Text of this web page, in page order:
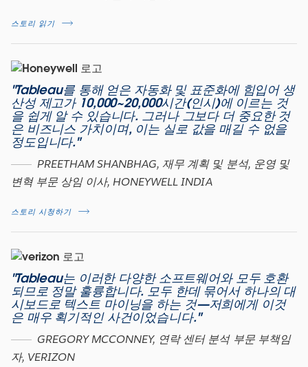
스토리 읽기
"Tableau를 통해 얻은 자동화 및 표준화에 힘입어 생
산성 제고가 10,000~20,000시간(인시)에 이르는 것
을 쉽게 알 수 있습니다. 그러나 그보다 더 중요한 것
은 비즈니스 가치이며, 이는 실로 값을 매길 수 없을
정도입니다."
PREETHAM SHANBHAG, 재무 계획 및 분석, 운영 및
변혁 부문 상임 이사, HONEYWELL INDIA
스토리 시청하기
"Tableau는 이러한 다양한 소프트웨어와 모두 호환
되므로 정말 훌륭합니다. 모두 한데 묶어서 하나의 대
시보드로 텍스트 마이닝을 하는 것—저희에게 이것
은 매우 획기적인 사건이었습니다."
GREGORY MCCONNEY, 연락 센터 분석 부문 부책임
자, VERIZON